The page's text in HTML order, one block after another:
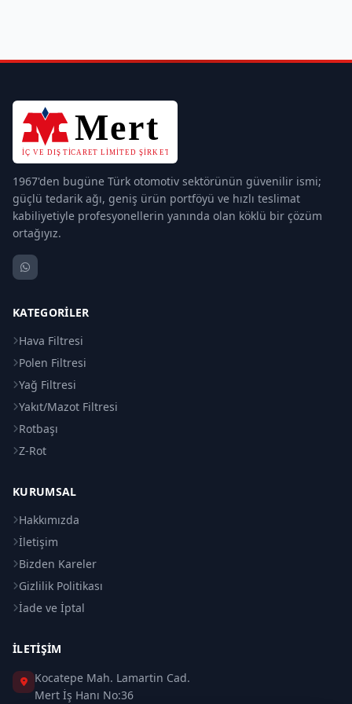
1967'den bugüne Türk otomotiv sektörünün güvenilir ismi;
güçlü tedarik ağı, geniş ürün portföyü ve hızlı teslimat
kabiliyetiyle profesyonellerin yanında olan köklü bir çözüm
ortağıyız.
KATEGORILER
Hava Filtresi
Polen Filtresi
Yağ Filtresi
Yakıt/Mazot Filtresi
Rotbaşı
Z-Rot
KURUMSAL
Hakkımızda
İletişim
Bizden Kareler
Gizlilik Politikası
İade ve İptal
İLETIŞIM
Kocatepe Mah. Lamartin Cad.
Mert İş Hanı No:36